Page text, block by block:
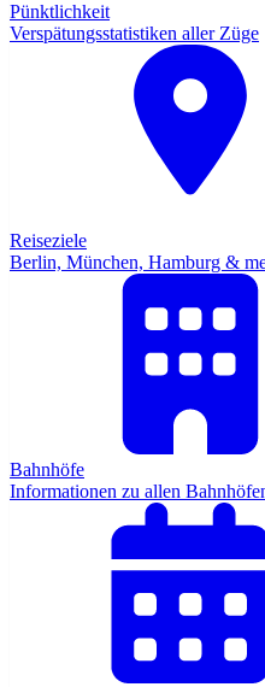
Pünktlichkeit
Verspätungsstatistiken aller Züge
Reiseziele
Berlin, München, Hamburg &
Bahnhöfe
Informationen zu allen